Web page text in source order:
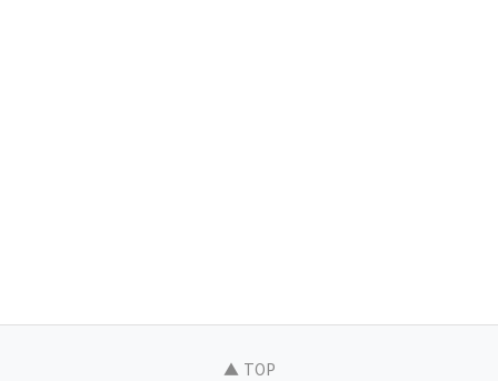
▲ TOP